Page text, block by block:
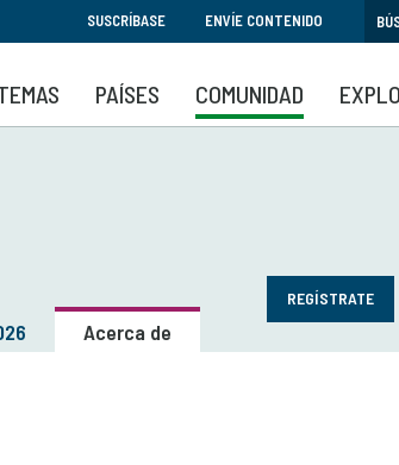
SUSCRÍBASE ENVÍE CONTENIDO
PAÍSES COMUNIDAD
REGÍSTRATE
Acerca de